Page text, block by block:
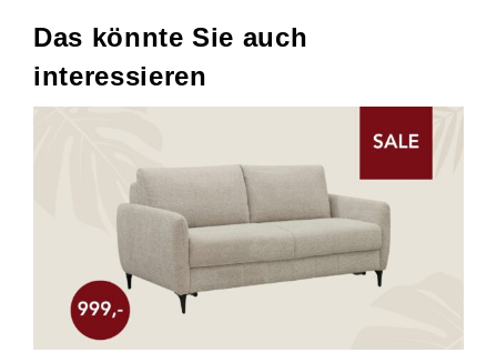
Das könnte Sie auch
interessieren